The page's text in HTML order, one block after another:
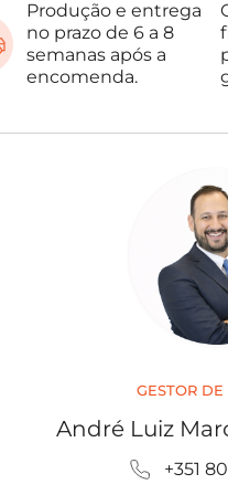
Produção e entrega
no prazo de 6 a 8
semanas após a
encomenda.
GESTOR
André Luiz
+351